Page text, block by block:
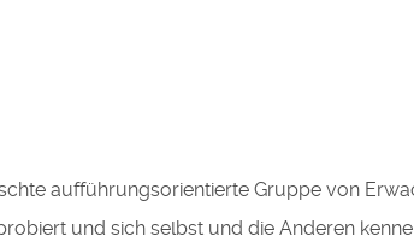
aufführungsorientierte Gruppe von
und sich selbst und die Anderen